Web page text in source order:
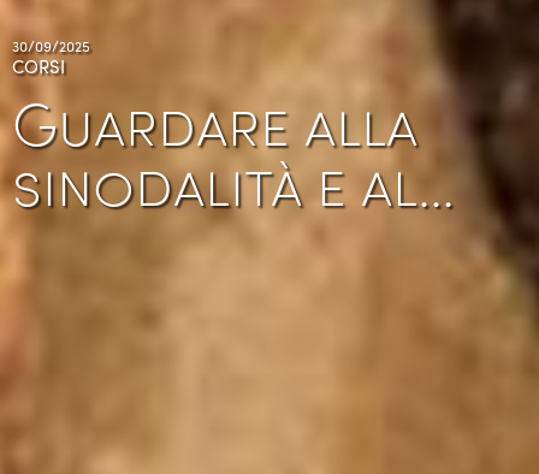
30/09/2025
CORSI
Guardare alla
sinodalità e al…